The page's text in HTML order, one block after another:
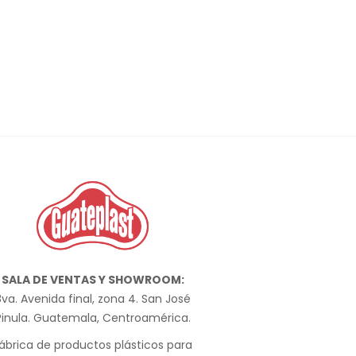
SALA DE VENTAS Y SHOWROOM:
Avenida final, zona 4. San José
Guatemala, Centroamérica.
de productos plásticos para